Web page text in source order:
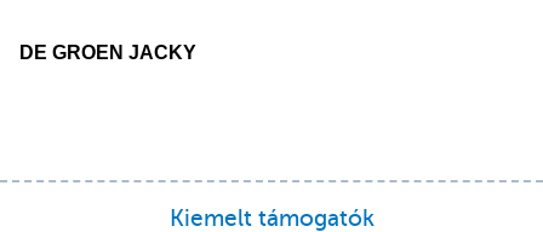
DE GROEN JACKY
Kiemelt támogatók